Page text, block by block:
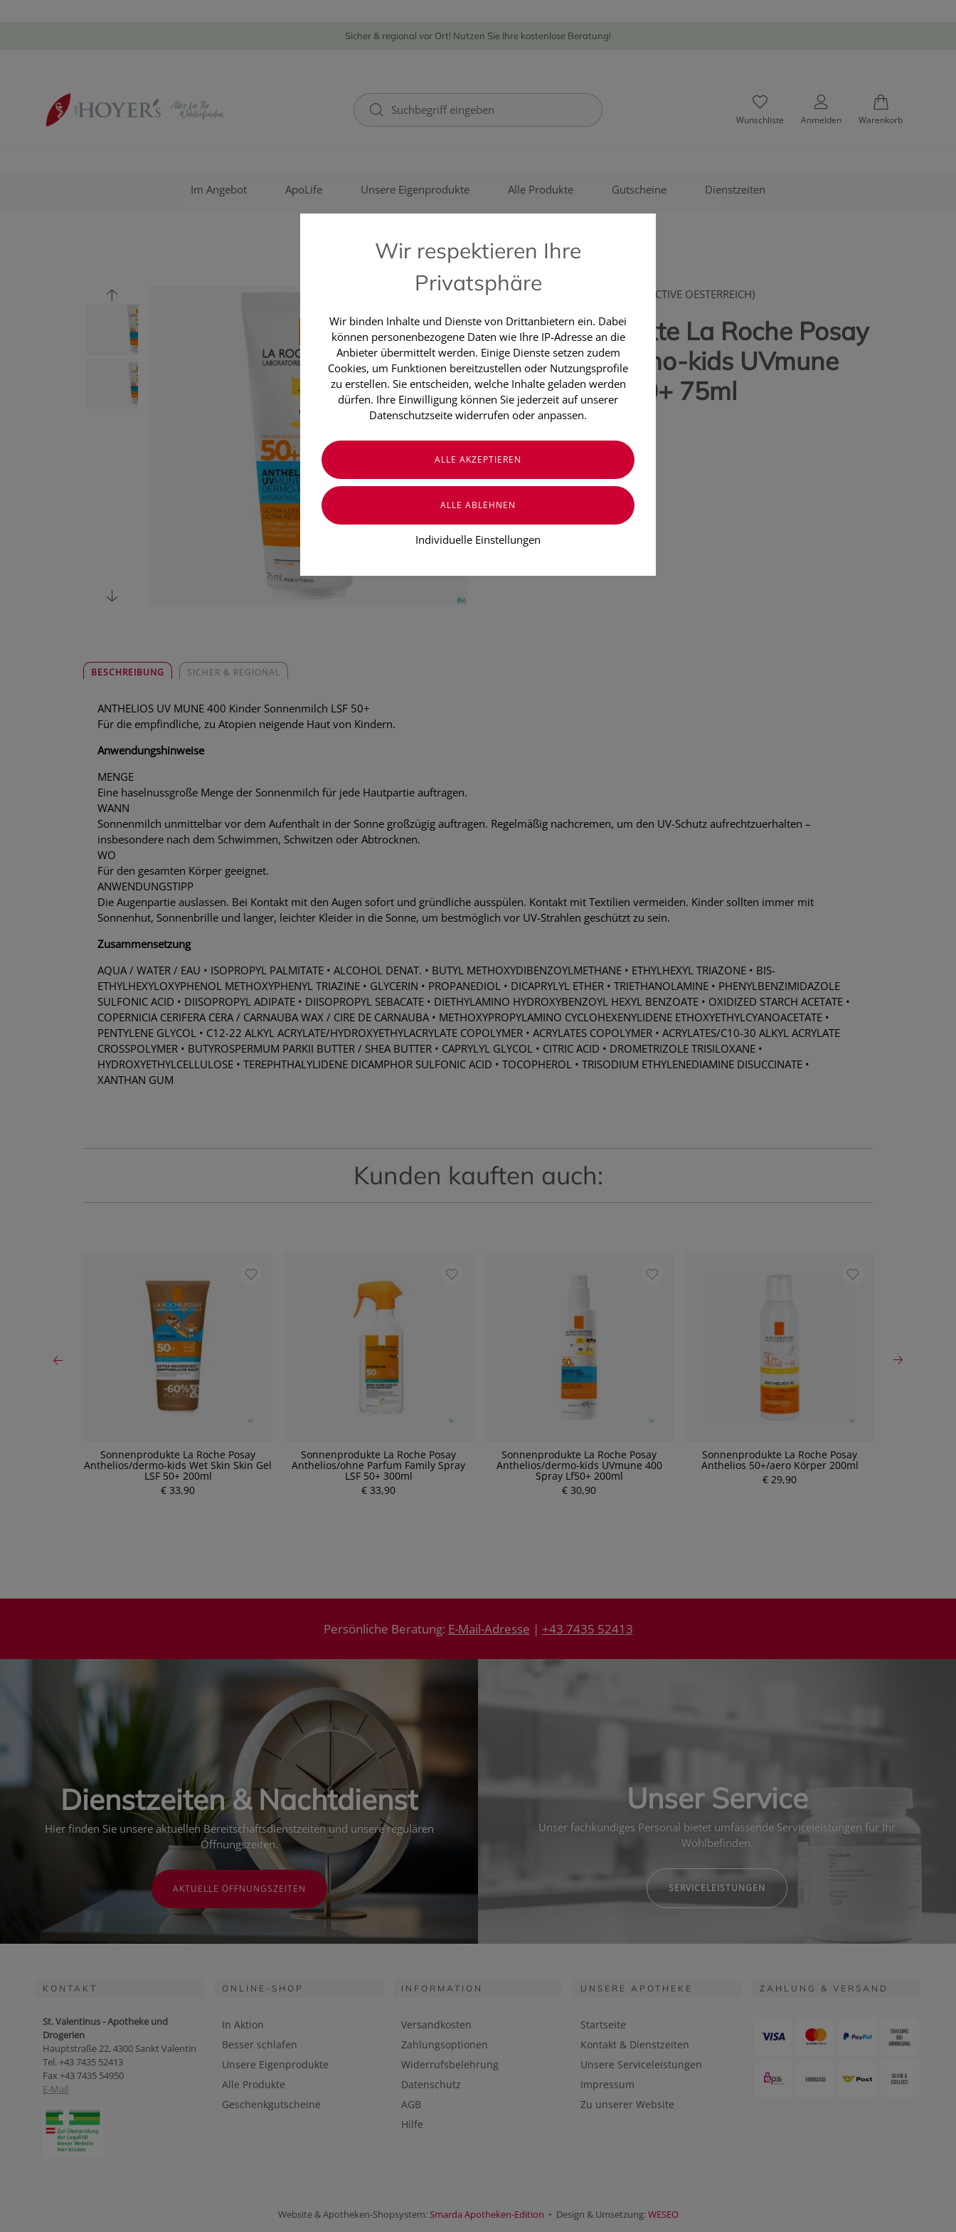
Sicher & regional vor Ort! Nutzen Sie Ihre kostenlose Beratung!
Wunschliste Anmelden Warenkorb
Im Angebot ApoLife Unsere Eigenprodukte Alle Produkte Gutscheine Dienstzeiten
LA ROCHE POSAY (COSMETIQUE ACTIVE OESTERREICH)
Sonnenprodukte La Roche Posay
Anthelios/dermo-kids UVmune
400 Milch Lf50+ 75ml
€ 22,90
€ 30,53
Preis inkl. MwSt.
BESCHREIBUNG SICHER & REGIONAL
ANTHELIOS UV MUNE 400 Kinder Sonnenmilch LSF 50+
Für die empfindliche, zu Atopien neigende Haut von Kindern.
Anwendungshinweise
MENGE
Eine haselnussgroße Menge der Sonnenmilch für jede Hautpartie auftragen.
WANN
Sonnenmilch unmittelbar vor dem Aufenthalt in der Sonne großzügig auftragen. Regelmäßig nachcremen, um den UV-Schutz aufrechtzuerhalten –
insbesondere nach dem Schwimmen, Schwitzen oder Abtrocknen.
WO
Für den gesamten Körper geeignet.
ANWENDUNGSTIPP
Die Augenpartie auslassen. Bei Kontakt mit den Augen sofort und gründliche ausspülen. Kontakt mit Textilien vermeiden. Kinder sollten immer mit
Sonnenhut, Sonnenbrille und langer, leichter Kleider in die Sonne, um bestmöglich vor UV-Strahlen geschützt zu sein.
Zusammensetzung
AQUA / WATER / EAU • ISOPROPYL PALMITATE • ALCOHOL DENAT. • BUTYL METHOXYDIBENZOYLMETHANE • ETHYLHEXYL TRIAZONE • BIS-
ETHYLHEXYLOXYPHENOL METHOXYPHENYL TRIAZINE • GLYCERIN • PROPANEDIOL • DICAPRYLYL ETHER • TRIETHANOLAMINE • PHENYLBENZIMIDAZOLE
SULFONIC ACID • DIISOPROPYL ADIPATE • DIISOPROPYL SEBACATE • DIETHYLAMINO HYDROXYBENZOYL HEXYL BENZOATE • OXIDIZED STARCH ACETATE •
COPERNICIA CERIFERA CERA / CARNAUBA WAX / CIRE DE CARNAUBA • METHOXYPROPYLAMINO CYCLOHEXENYLIDENE ETHOXYETHYLCYANOACETATE •
PENTYLENE GLYCOL • C12-22 ALKYL ACRYLATE/HYDROXYETHYLACRYLATE COPOLYMER • ACRYLATES COPOLYMER • ACRYLATES/C10-30 ALKYL ACRYLATE
CROSSPOLYMER • BUTYROSPERMUM PARKII BUTTER / SHEA BUTTER • CAPRYLYL GLYCOL • CITRIC ACID • DROMETRIZOLE TRISILOXANE •
HYDROXYETHYLCELLULOSE • TEREPHTHALYLIDENE DICAMPHOR SULFONIC ACID • TOCOPHEROL • TRISODIUM ETHYLENEDIAMINE DISUCCINATE •
XANTHAN GUM
Kunden kauften auch:
Sonnenprodukte La Roche Posay
Anthelios/dermo-kids Wet Skin Skin Gel
LSF 50+ 200ml
€ 33,90
Sonnenprodukte La Roche Posay
Anthelios/ohne Parfum Family Spray
LSF 50+ 300ml
€ 33,90
Sonnenprodukte La Roche Posay
Anthelios/dermo-kids UVmune 400
Spray Lf50+ 200ml
€ 30,90
Sonnenprodukte La Roche Posay
Anthelios 50+/aero Körper 200ml
€ 29,90
P
r P
P
r
P
Wir respektieren Ihre
Privatsphäre
Wir binden Inhalte und Dienste von Drittanbietern ein. Dabei
können personenbezogene Daten wie Ihre IP-Adresse an die
Anbieter übermittelt werden. Einige Dienste setzen zudem
Cookies, um Funktionen bereitzustellen oder Nutzungsprofile
zu erstellen. Sie entscheiden, welche Inhalte geladen werden
dürfen. Ihre Einwilligung können Sie jederzeit auf unserer
Datenschutzseite widerrufen oder anpassen.
Individuelle Einstellungen
Persönliche Beratung: E-Mail-Adresse | +43 7435 52413
Dienstzeiten & Nachtdienst
Hier finden Sie unsere aktuellen Bereitschaftsdienstzeiten und unsere regulären
Öffnungszeiten.
AKTUELLE ÖFFNUNGSZEITEN
Unser Service
Unser fachkundiges Personal bietet umfassende Serviceleistungen für Ihr
Wohlbefinden.
SERVICELEISTUNGEN
KONTAKT
St. Valentinus - Apotheke und
Drogerien
Hauptstraße 22, 4300 Sankt Valentin
Tel. +43 7435 52413
Fax +43 7435 54950
E-Mail
ONLINE-SHOP
In Aktion
Besser schlafen
Unsere Eigenprodukte
Alle Produkte
Geschenkgutscheine
INFORMATION
Versandkosten
Zahlungsoptionen
Widerrufsbelehrung
Datenschutz
AGB
Hilfe
UNSERE APOTHEKE
Startseite
Kontakt & Dienstzeiten
Unsere Serviceleistungen
Impressum
Zu unserer Website
ZAHLUNG & VERSAND
Website & Apotheken-Shopsystem:Smarda Apotheken-Edition • Design & Umsetzung:WESEO